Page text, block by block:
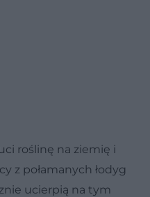
roślinę na ziemię i
z połamanych łodyg
ucierpią na tym